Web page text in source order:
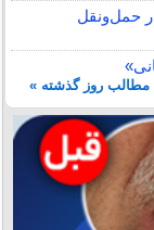
حمل‌ونقل
مطالب روز گذشته »